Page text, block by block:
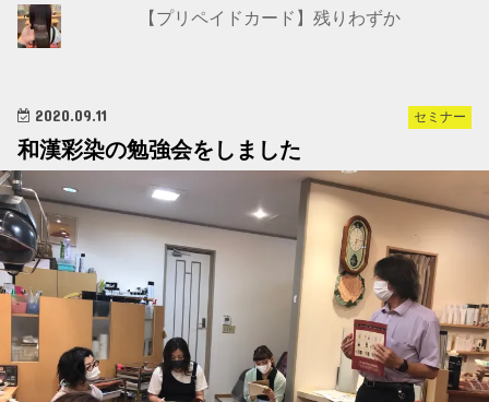
【プリペイドカード】残りわずか
セミナー
2020.09.11
和漢彩染の勉強会をしました